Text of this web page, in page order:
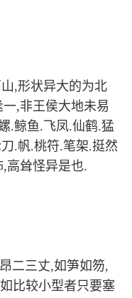
,形状异大的为北
,非王侯大地未易
.鲸鱼.飞凤.仙鹤.猛
.帆.桃符.笔架.挺然
高耸怪异是也.
二三丈,如笋如笏,
比较小型者只要塞